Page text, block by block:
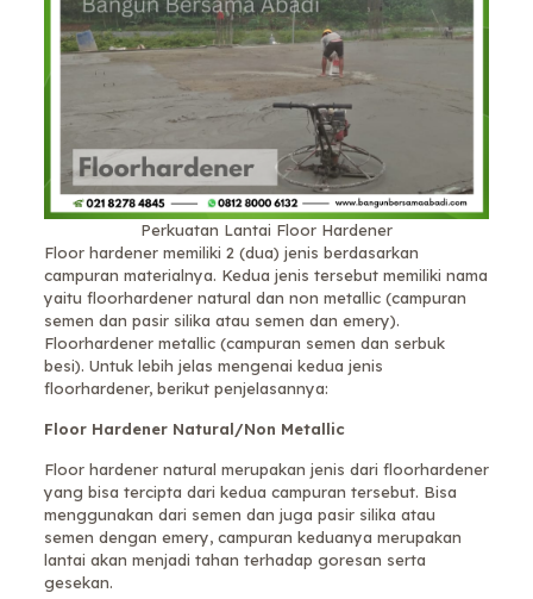
Perkuatan Lantai Floor Hardener
Floor hardener memiliki 2 (dua) jenis berdasarkan
campuran materialnya. Kedua jenis tersebut memiliki nama
yaitu floorhardener natural dan non metallic (campuran
semen dan pasir silika atau semen dan emery).
Floorhardener metallic (campuran semen dan serbuk
besi). Untuk lebih jelas mengenai kedua jenis
floorhardener, berikut penjelasannya:
Floor Hardener Natural/Non Metallic
Floor hardener natural merupakan jenis dari floorhardener
yang bisa tercipta dari kedua campuran tersebut. Bisa
menggunakan dari semen dan juga pasir silika atau
semen dengan emery, campuran keduanya merupakan
lantai akan menjadi tahan terhadap goresan serta
gesekan.